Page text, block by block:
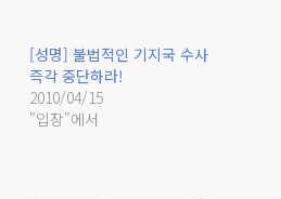
[성명] 불법적인 기지국 수사
즉각 중단하라!
2010/04/15
"입장"에서